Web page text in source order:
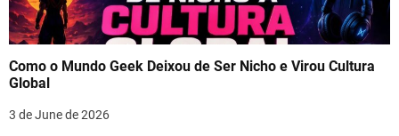
Como o Mundo Geek Deixou de Ser Nicho e Virou Cultura
Global
3 de June de 2026